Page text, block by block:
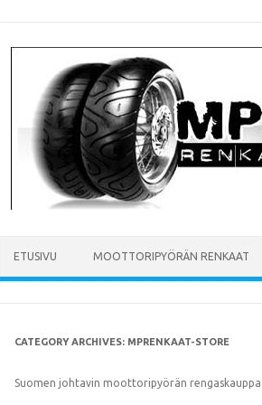
content
ETUSIVU MOOTTORIPYÖRÄN RENKAAT
CATEGORY ARCHIVES: MPRENKAAT-STORE
Suomen johtavin moottoripyörän rengaskauppa